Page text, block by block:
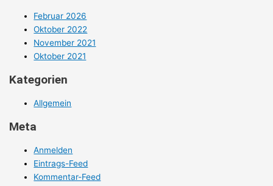
Februar 2026
Oktober 2022
November 2021
Oktober 2021
Kategorien
Allgemein
Meta
Anmelden
Eintrags-Feed
Kommentar-Feed